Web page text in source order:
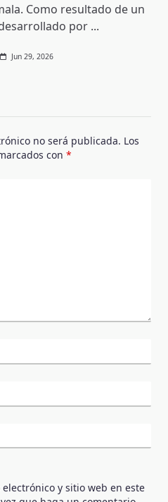
Como resultado de un
por ...
Jun 29, 2026
no será publicada. Los
con *
y sitio web en este